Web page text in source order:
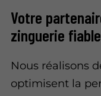
Votre
zinguerie
Nous réalisons
optimisent la